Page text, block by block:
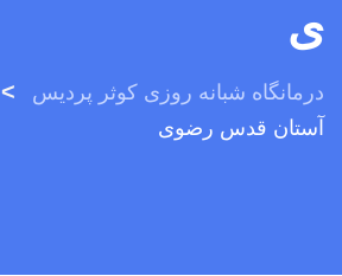
ی
درمانگاه شبانه روزی کوثر پردیس >
آستان قدس رضوی